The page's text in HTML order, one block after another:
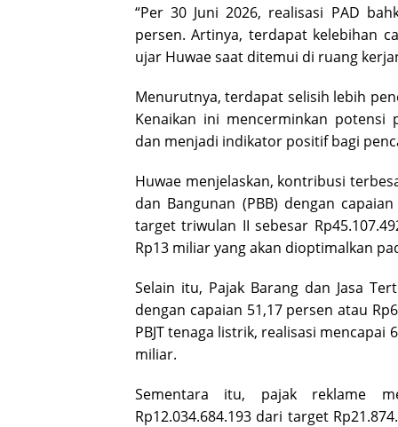
“Per 30 Juni 2026, realisasi PAD
persen. Artinya, terdapat kelebihan
ujar Huwae saat ditemui di ruang
Menurutnya, terdapat selisih lebih
Kenaikan ini mencerminkan potensi
dan menjadi indikator positif bagi
Huwae menjelaskan, kontribusi
dan Bangunan (PBB) dengan
target triwulan II sebesar
Rp13 miliar yang akan dioptimalkan
Selain itu, Pajak Barang dan Jasa
dengan capaian 51,17 persen atau
PBJT tenaga listrik, realisasi mencapai
miliar.
Sementara itu, pajak reklame
Rp12.034.684.193 dari target